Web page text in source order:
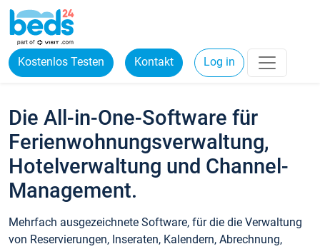
Kostenlos Testen Kontakt Log in
Die All-in-One-Software für
Ferienwohnungsverwaltung,
Hotelverwaltung und Channel-
Management.
Mehrfach ausgezeichnete Software, für die die Verwaltung
von Reservierungen, Inseraten, Kalendern, Abrechnung,